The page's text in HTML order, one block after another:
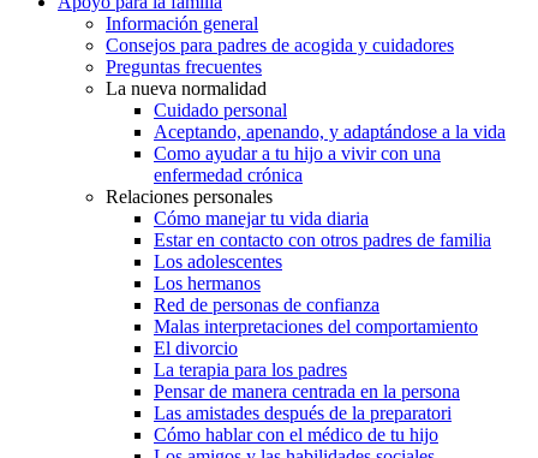
Información general
Consejos para padres de acogida y cuidadores
Preguntas frecuentes
La nueva normalidad
Cuidado personal
Aceptando, apenando, y adaptándose a la vida
Como ayudar a tu hijo a vivir con una
enfermedad crónica
Relaciones personales
Cómo manejar tu vida diaria
Estar en contacto con otros padres de familia
Los adolescentes
Los hermanos
Red de personas de confianza
Malas interpretaciones del comportamiento
El divorcio
La terapia para los padres
Pensar de manera centrada en la persona
Las amistades después de la preparatori
Cómo hablar con el médico de tu hijo